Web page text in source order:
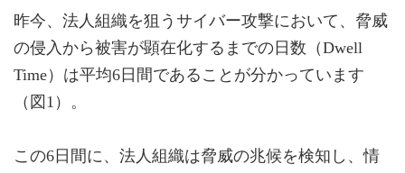
昨今、法人組織を狙うサイバー攻撃において、脅威
の侵入から被害が顕在化するまでの日数（Dwell
Time）は平均6日間であることが分かっています
（図1）。
この6日間に、法人組織は脅威の兆候を検知し、情